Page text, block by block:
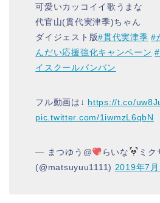
可愛いカッコイイ歌うまな
代官山(貫代実津季)ちゃん
ダイジェスト版#貫代実津季 #
んだい応援強化キャンペーン
イスクールバンバン
フル動画は↓ https://t.co/
pic.twitter.com/1iwmzL6qbN
— まつゆう@ らいな
ミク
(@matsuyuu1111) 2019年7月